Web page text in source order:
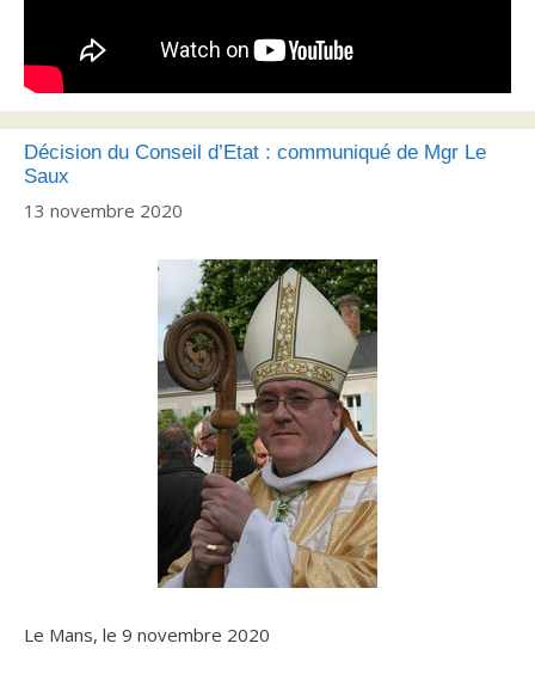
Décision du Conseil d’Etat : communiqué de Mgr Le
Saux
13 novembre 2020
Le Mans, le 9 novembre 2020